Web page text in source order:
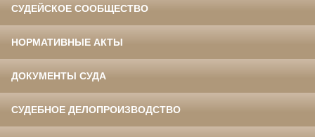
СУДЕЙСКОЕ СООБЩЕСТВО
НОРМАТИВНЫЕ АКТЫ
ДОКУМЕНТЫ СУДА
СУДЕБНОЕ ДЕЛОПРОИЗВОДСТВО